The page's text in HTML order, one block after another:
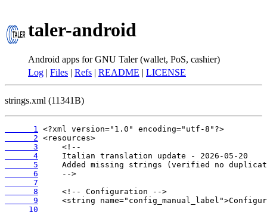
taler-android
Android apps for GNU Taler (wallet, PoS, cashier)
Log | Files | Refs | README | LICENSE
strings.xml (11341B)
      1
      2
      3
      4
      5
      6
      7
      8
      9
     10